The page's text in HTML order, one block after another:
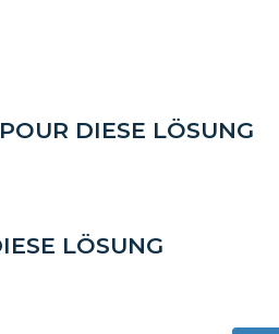
DIESE LÖSUNG
LÖSUNG